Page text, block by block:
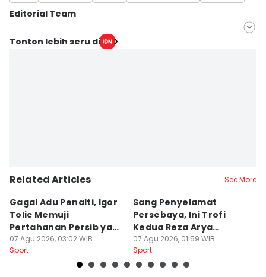
Editorial Team
Editor
Tonton lebih seru di
Related Articles See More
Gagal Adu Penalti, Igor
Tolic Memuji
Pertahanan Persib yang
Solid
07 Agu 2026, 03:02 WIB
Sport
Sang Penyelamat
Persebaya, Ini Trofi
Kedua Reza Arya
Bersama Tavares
07 Agu 2026, 01:59 WIB
Sport